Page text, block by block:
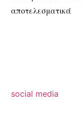
αποτελεσματικά
social media